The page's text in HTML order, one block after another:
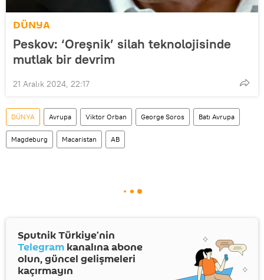
DÜNYA
Peskov: ‘Oreşnik’ silah teknolojisinde
mutlak bir devrim
21 Aralık 2024, 22:17
DÜNYA Avrupa Viktor Orban George Soros Batı Avrupa
Magdeburg Macaristan AB
Sputnik Türkiye’nin
Telegram kanalına abone
olun, güncel gelişmeleri
kaçırmayın